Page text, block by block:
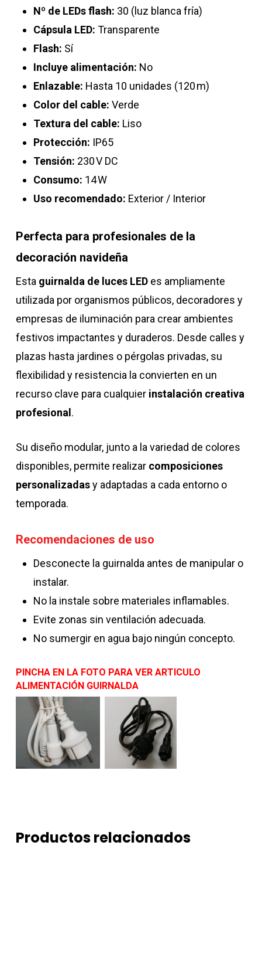
Nº de LEDs flash: 30 (luz blanca fría)
Cápsula LED: Transparente
Flash: Sí
Incluye alimentación: No
Enlazable: Hasta 10 unidades (120 m)
Color del cable: Verde
Textura del cable: Liso
Protección: IP65
Tensión: 230 V DC
Consumo: 14 W
Uso recomendado: Exterior / Interior
Perfecta para profesionales de la
decoración navideña
Esta guirnalda de luces LEDes ampliamente
utilizada por organismos públicos, decoradores y
empresas de iluminación para crear ambientes
festivos impactantes y duraderos. Desde calles y
plazas hasta jardines o pérgolas privadas, su
flexibilidad y resistencia la convierten en un
recurso clave para cualquier instalación creativa
profesional.
Su diseño modular, junto a la variedad de colores
disponibles, permite realizar composiciones
personalizadasy adaptadas a cada entorno o
temporada.
Recomendaciones de uso
Desconecte la guirnalda antes de manipular o
instalar.
No la instale sobre materiales inflamables.
Evite zonas sin ventilación adecuada.
No sumergir en agua bajo ningún concepto.
PINCHA EN LA FOTO PARA VER ARTICULO
ALIMENTACIÓN GUIRNALDA
Productos relacionados